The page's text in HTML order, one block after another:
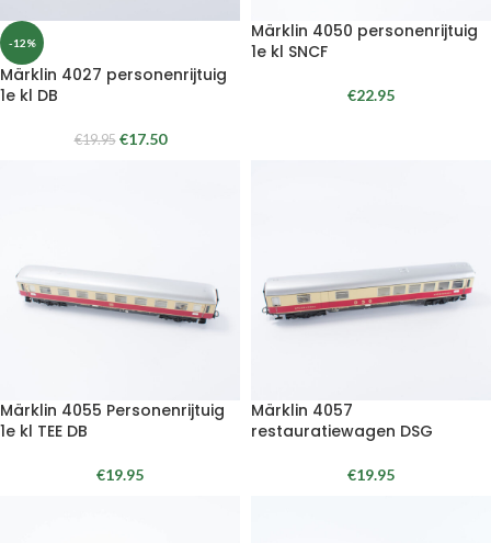
-12%
Märklin 4027 personenrijtuig
1e kl DB
€19.95 €17.50
Märklin 4050 personenrijtuig
1e kl SNCF
€22.95
Märklin 4055 Personenrijtuig
1e kl TEE DB
€19.95
Märklin 4057
restauratiewagen DSG
€19.95